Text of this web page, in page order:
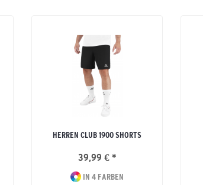
HERREN CLUB 1900 SHORTS
39,99 € *
IN 4 FARBEN